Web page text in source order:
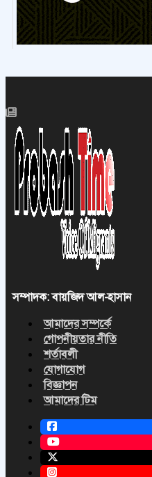
সম্পাদক: বায়জিদ আল-হাসান
আমাদের সম্পর্কে
গোপনীয়তার নীতি
শর্তাবলী
যোগাযোগ
বিজ্ঞাপন
আমাদের টিম